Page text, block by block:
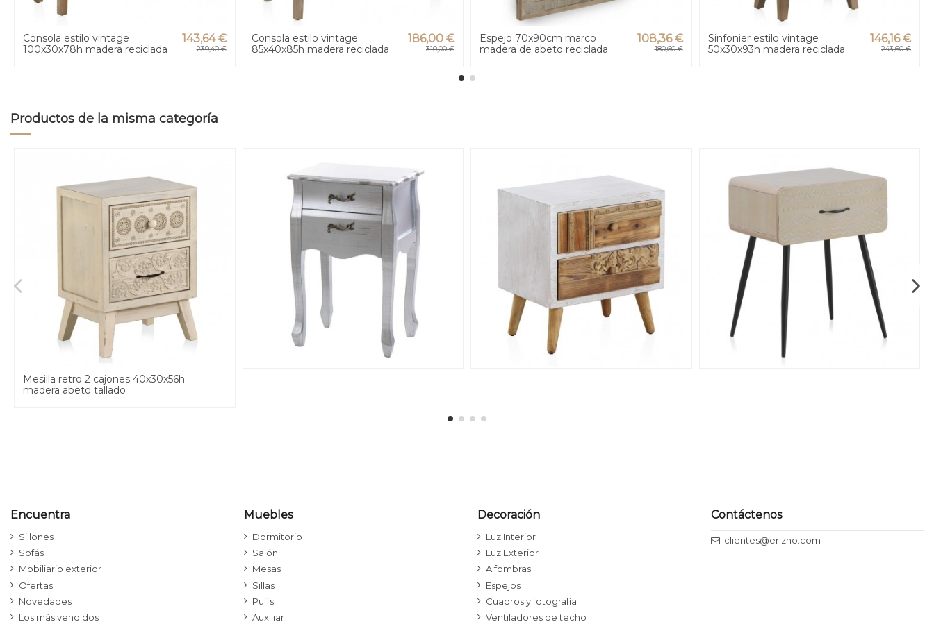
Consola estilo vintage
100x30x78h madera reciclada
143,64 €
239,40 €
Consola estilo vintage
85x40x85h madera reciclada
186,00 €
310,00 €
Espejo 70x90cm marco
madera de abeto reciclada
108,36 €
180,60 €
Sinfonier estilo vintage
50x30x93h madera reciclada
146,16 €
243,60 €
Productos de la misma categoría
Mesilla retro 2 cajones 40x30x56h
madera abeto tallado
Encuentra
Sillones
Sofás
Mobiliario exterior
Ofertas
Novedades
Los más vendidos
Muebles
Dormitorio
Salón
Mesas
Sillas
Puffs
Auxiliar
Decoración
Luz Interior
Luz Exterior
Alfombras
Espejos
Cuadros y fotografía
Ventiladores de techo
Contáctenos
clientes@erizho.com